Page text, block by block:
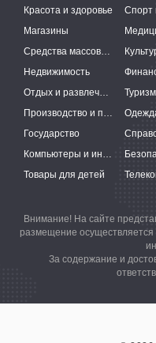
Красота и здоровье
Спорт
Магазины
Средства массовой информации
Недвижимость
Отдых и развлечения
Туризм
Производство и поставки
Государство
Компьютеры и интернет
Товары для детей
Внимание! На сайте
размещение осуществляется
За содержание и